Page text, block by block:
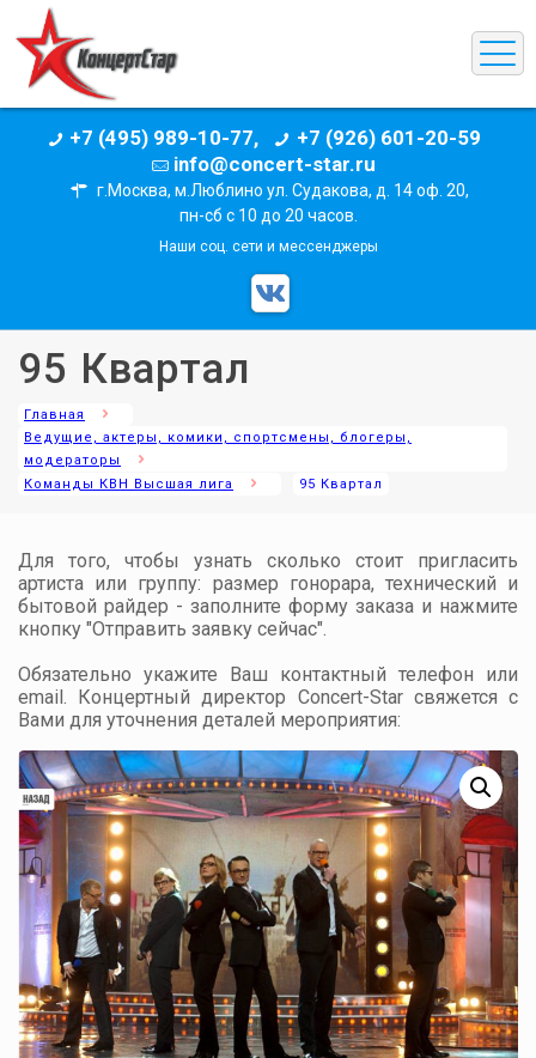
+7 (495) 989-10-77,
+7 (926) 601-20-59
info@concert-star.ru
г.Москва, м.Люблино ул. Судакова, д. 14 оф. 20,
пн-сб с 10 до 20 часов.
Наши соц. сети и мессенджеры
95 Квартал
Главная
Ведущие, актеры, комики, спортсмены, блогеры,
модераторы
Команды КВН Высшая лига
95 Квартал
Для того, чтобы узнать сколько стоит пригласить
артиста или группу: размер гонорара, технический и
бытовой райдер - заполните форму заказа и нажмите
кнопку "Отправить заявку сейчас".
Обязательно укажите Ваш контактный телефон или
email. Концертный директор Concert-Star свяжется с
Вами для уточнения деталей мероприятия: